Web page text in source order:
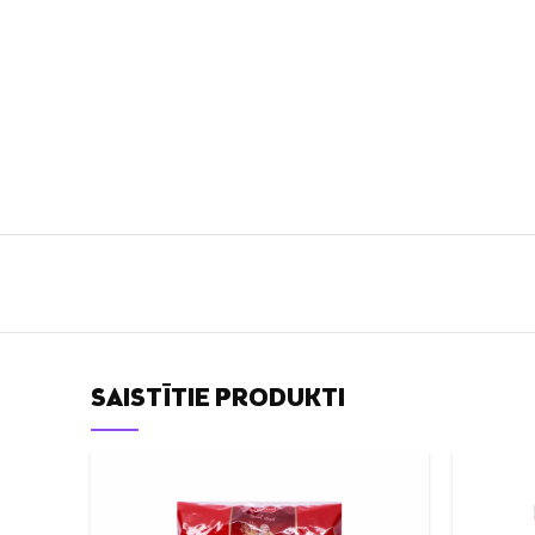
SAISTĪTIE PRODUKTI